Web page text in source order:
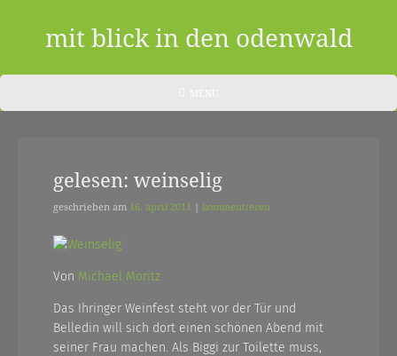
mit blick in den odenwald
blog
dem
odenwald
zwischendurch
nebenher…
gelesen: weinselig
geschrieben am 16. april 2011 | kommentieren
Von Michael Moritz
Das Ihringer Weinfest steht vor der Tür und
Belledin will sich dort einen schönen Abend mit
seiner Frau machen. Als Biggi zur Toilette muss,